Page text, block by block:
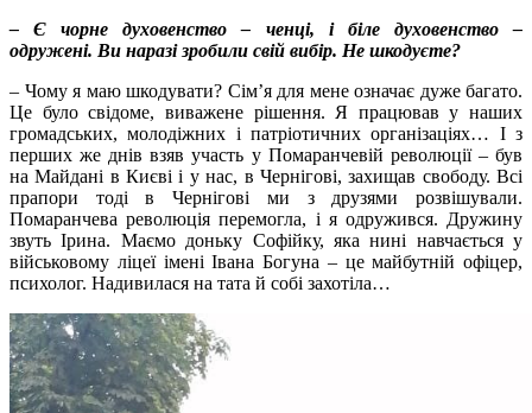
– Є чорне духовенство – ченці, і біле духовенство –
одружені. Ви наразі зробили свій вибір. Не шкодуєте?
– Чому я маю шкодувати? Сім’я для мене означає дуже багато.
Це було свідоме, виважене рішення. Я працював у наших
громадських, молодіжних і патріотичних організаціях… І з
перших же днів взяв участь у Помаранчевій революції – був
на Майдані в Києві і у нас, в Чернігові, захищав свободу. Всі
прапори тоді в Чернігові ми з друзями розвішували.
Помаранчева революція перемогла, і я одружився. Дружину
звуть Ірина. Маємо доньку Софійку, яка нині навчається у
військовому ліцеї імені Івана Богуна – це майбутній офіцер,
психолог. Надивилася на тата й собі захотіла…